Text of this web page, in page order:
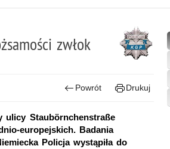
zwłok
Powrót Drukuj
ulicy Staubörnchenstraße
europejskich. Badania
Policja wystąpiła do